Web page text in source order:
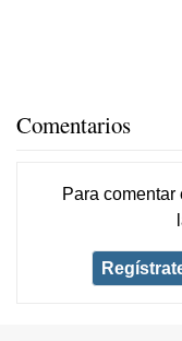
Comentarios
Para comentar